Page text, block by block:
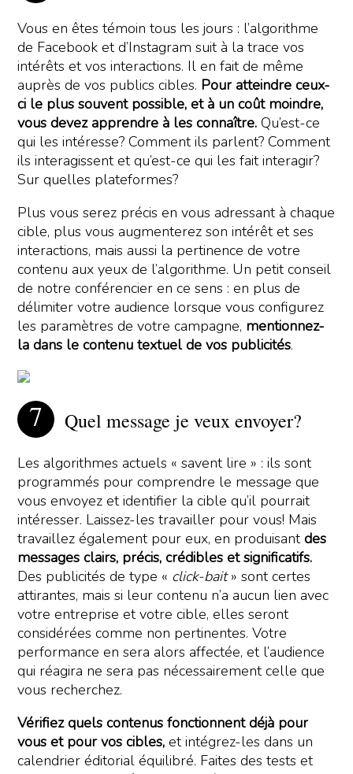
Vous en êtes témoin tous les jours : l’algorithme
de Facebook et d’Instagram suit à la trace vos
intérêts et vos interactions. Il en fait de même
auprès de vos publics cibles. Pour atteindre ceux-
ci le plus souvent possible, et à un coût moindre,
vous devez apprendre à les connaître. Qu’est-ce
qui les intéresse? Comment ils parlent? Comment
ils interagissent et qu’est-ce qui les fait interagir?
Sur quelles plateformes?
Plus vous serez précis en vous adressant à chaque
cible, plus vous augmenterez son intérêt et ses
interactions, mais aussi la pertinence de votre
contenu aux yeux de l’algorithme. Un petit conseil
de notre conférencier en ce sens : en plus de
délimiter votre audience lorsque vous configurez
les paramètres de votre campagne, mentionnez-
la dans le contenu textuel de vos publicités.
Quel message je veux envoyer?
Les algorithmes actuels « savent lire » : ils sont
programmés pour comprendre le message que
vous envoyez et identifier la cible qu’il pourrait
intéresser. Laissez-les travailler pour vous! Mais
travaillez également pour eux, en produisantdes
messages clairs, précis, crédibles et significatifs.
Des publicités de type « click-bait» sont certes
attirantes, mais si leur contenu n’a aucun lien avec
votre entreprise et votre cible, elles seront
considérées comme non pertinentes. Votre
performance en sera alors affectée, et l’audience
qui réagira ne sera pas nécessairement celle que
vous recherchez.
Vérifiez quels contenus fonctionnent déjà pour
vous et pour vos cibles, et intégrez-les dans un
calendrier éditorial équilibré. Faites des tests et